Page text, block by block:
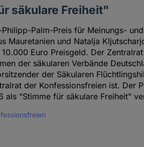
säkulare Freiheit"
Palm-Preis für Meinungs-
Mauretanien und Natalja
Euro Preisgeld. Der
der säkularen Verbände
der Säkularen
der Konfessionsfreien ist. Der
als "Stimme für säkulare Freiheit"